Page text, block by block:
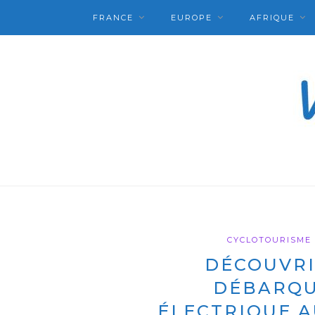
FRANCE EUROPE AFRIQUE
CYCLOTOURISME